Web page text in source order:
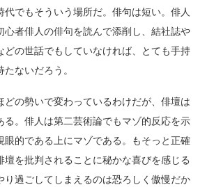
代でもそういう場所だ。俳句は短い。俳人
心者俳人の俳句を読んで添削し、結社誌や
どの世話でもしていなければ、とても手持
ないだろう。
の勢いで変わっているわけだが、俳壇は
る。俳人は第二芸術論でもマゾ的反応を示
眼的である上にマゾである。もそっと正確
壇を批判されることに秘かな喜びを感じる
り過ごしてしまえるのは恐ろしく傲慢だか